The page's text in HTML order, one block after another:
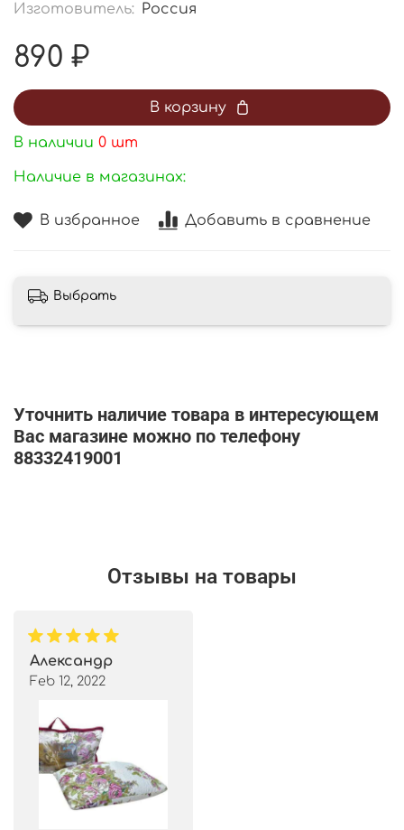
В избранное Добавить в сравнение
Изготовитель: Россия
890 ₽
В корзину
В наличии 0 шт
Наличие в магазинах:
Выбрать
Уточнить наличие товара в интересующем
Вас магазине можно по телефону
88332419001
Отзывы на товары
Александр
Feb 12, 2022